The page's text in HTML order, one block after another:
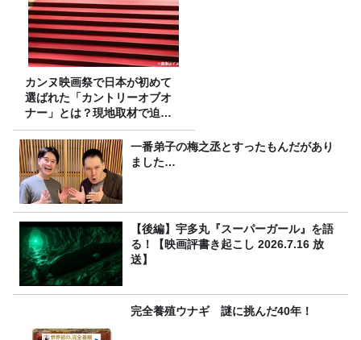
カンヌ映画祭で日本が初めて
選ばれた「カントリーオブオ
ナー」とは？現地取材で迫る
選出の意味
一番弟子の梅之丞とすったもんだがあり
ました…
【後編】宇多丸『スーパーガール』を語
る！【映画評書き起こし 2026.7.16 放
送】
完全養殖ウナギ 謎に挑んだ40年！